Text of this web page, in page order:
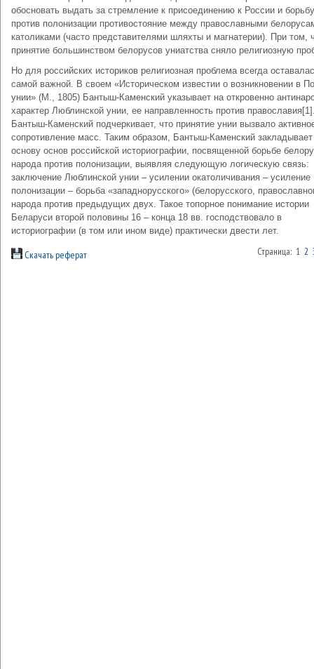
обосновать выдать за стремление к присоединению к России и борьбу
против полонизации противостояние между православными
католиками (часто представителями шляхты и магнатерии). При том,
принятие большинством белорусов униатства сняло религиозную
Но для российских историков религиозная проблема всегда
самой важной. В своем «Историческом известии о возникновении в
унии» (М., 1805) Бантыш-Каменский указывает на откровенно
характер Люблинской унии, ее направленность против
Бантыш-Каменский подчеркивает, что принятие унии вызвало
сопротивление масс. Таким образом, Бантыш-Каменский закладывает
основу основ российской историографии, посвященной борьбе
народа против полонизации, выявляя следующую логическую связь:
заключение Люблинской унии – усилении окатоличивания – усиление
полонизации – борьба «западнорусского» (белорусского,
народа против предыдущих двух. Такое топорное понимание истории
Беларуси второй половины 16 – конца 18 вв. господствовало в
историографии (в том или ином виде) практически двести лет.
Скачать реферат Страница: 1 2